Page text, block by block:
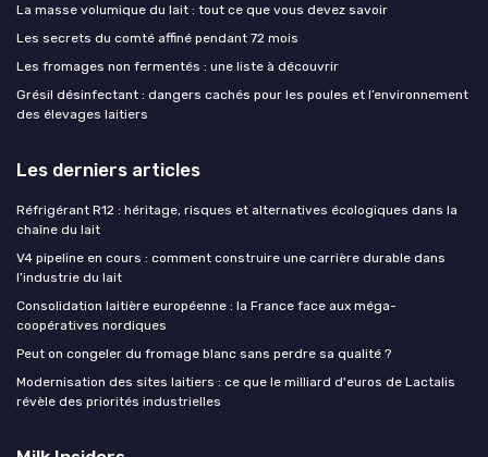
La masse volumique du lait : tout ce que vous devez savoir
Les secrets du comté affiné pendant 72 mois
Les fromages non fermentés : une liste à découvrir
Grésil désinfectant : dangers cachés pour les poules et l’environnement
des élevages laitiers
Les derniers articles
Réfrigérant R12 : héritage, risques et alternatives écologiques dans la
chaîne du lait
V4 pipeline en cours : comment construire une carrière durable dans
l’industrie du lait
Consolidation laitière européenne : la France face aux méga-
coopératives nordiques
Peut on congeler du fromage blanc sans perdre sa qualité ?
Modernisation des sites laitiers : ce que le milliard d'euros de Lactalis
révèle des priorités industrielles